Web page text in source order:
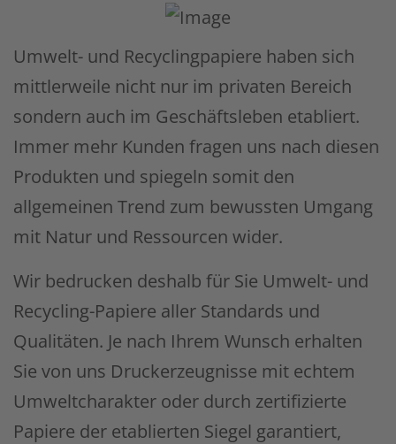
Umwelt- und Recyclingpapiere haben sich
mittlerweile nicht nur im privaten Bereich
sondern auch im Geschäftsleben etabliert.
Immer mehr Kunden fragen uns nach diesen
Produkten und spiegeln somit den
allgemeinen Trend zum bewussten Umgang
mit Natur und Ressourcen wider.
Wir bedrucken deshalb für Sie Umwelt- und
Recycling-Papiere aller Standards und
Qualitäten. Je nach Ihrem Wunsch erhalten
Sie von uns Druckerzeugnisse mit echtem
Umweltcharakter oder durch zertifizierte
Papiere der etablierten Siegel garantiert,